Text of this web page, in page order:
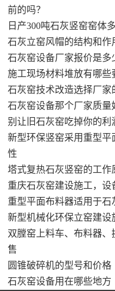
前的吗？
日产300吨石灰竖窑窑体
石灰立窑风帽的结构和作
石灰窑设备厂家报价是多
施工现场材料堆放有哪些
石灰窑技术改造选择厂家
石灰窑设备那个厂家质量
别让旧石灰窑吃掉你的
新型环保竖窑采用重型
性
塔式复热石灰竖窑的工作
重庆石灰窑建设施工，设
重型平面布料器适用于石
新型机械化环保立窑建设
双膛窑上料车、布料器
售
圆锥破碎机的型号和价格
石灰窑设备用在哪些地方